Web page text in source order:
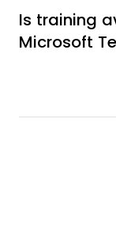
Is training
Microsoft